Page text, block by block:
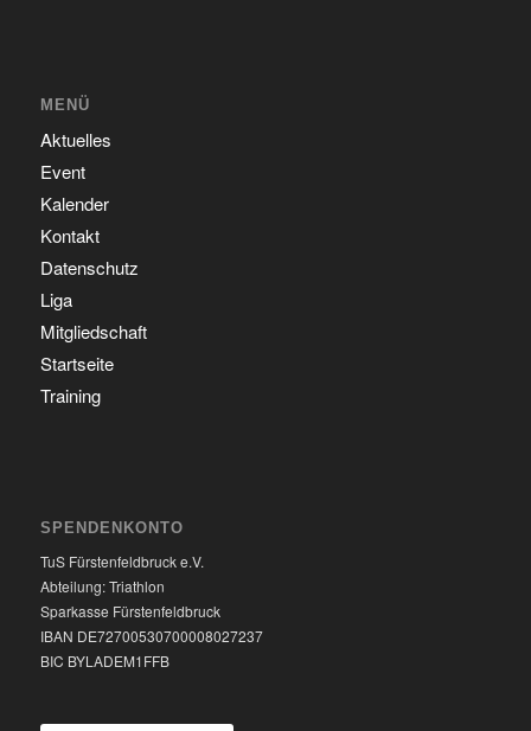
MENÜ
Aktuelles
Event
Kalender
Kontakt
Datenschutz
Liga
Mitgliedschaft
Startseite
Training
SPENDENKONTO
TuS Fürstenfeldbruck e.V.
Abteilung: Triathlon
Sparkasse Fürstenfeldbruck
IBAN DE72700530700008027237
BIC BYLADEM1FFB